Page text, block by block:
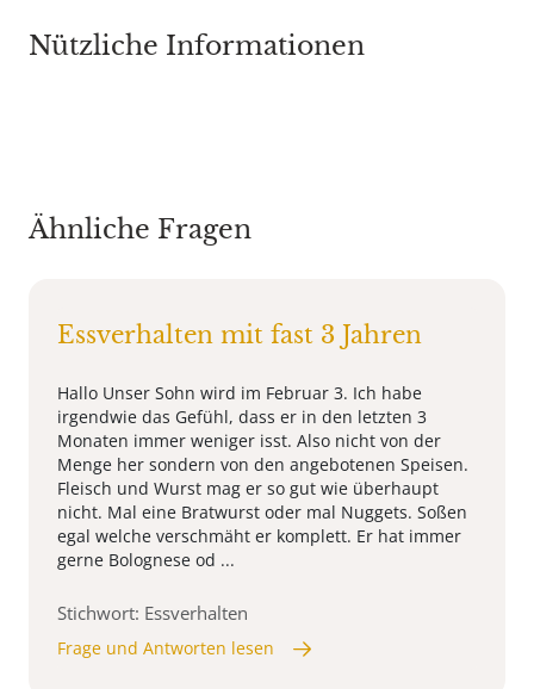
Nützliche Informationen
Ähnliche Fragen
Essverhalten mit fast 3 Jahren
Hallo Unser Sohn wird im Februar 3. Ich habe
irgendwie das Gefühl, dass er in den letzten 3
Monaten immer weniger isst. Also nicht von der
Menge her sondern von den angebotenen Speisen.
Fleisch und Wurst mag er so gut wie überhaupt
nicht. Mal eine Bratwurst oder mal Nuggets. Soßen
egal welche verschmäht er komplett. Er hat immer
gerne Bolognese od ...
Stichwort: Essverhalten
Frage und Antworten lesen